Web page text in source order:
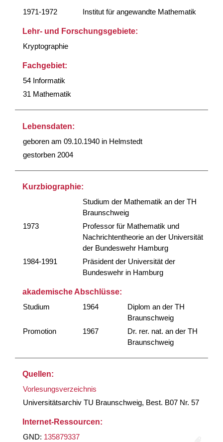
1971-1972
Institut für angewandte Mathematik
Lehr- und Forschungsgebiete:
Kryptographie
Fachgebiet:
54 Informatik
31 Mathematik
Lebensdaten:
geboren am 09.10.1940 in Helmstedt
gestorben 2004
Kurzbiographie:
Studium der Mathematik an der TH
Braunschweig
1973
Professor für Mathematik und
Nachrichtentheorie an der Universität
der Bundeswehr Hamburg
1984-1991
Präsident der Universität der
Bundeswehr in Hamburg
akademische Abschlüsse:
Studium
1964
Diplom an der TH
Braunschweig
Promotion
1967
Dr. rer. nat. an der TH
Braunschweig
Quellen:
Vorlesungsverzeichnis
Universitätsarchiv TU Braunschweig, Best. B07 Nr. 57
Internet-Ressourcen:
GND: 135879337